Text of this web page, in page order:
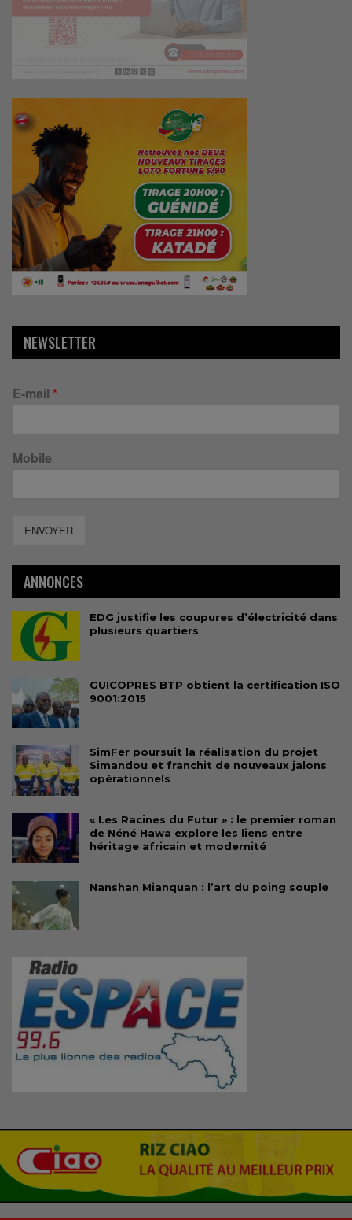
NEWSLETTER
E-mail *
Mobile
ENVOYER
ANNONCES
EDG justifie les coupures d’électricité dans
plusieurs quartiers
GUICOPRES BTP obtient la certification ISO
9001:2015
SimFer poursuit la réalisation du projet
Simandou et franchit de nouveaux jalons
opérationnels
« Les Racines du Futur » : le premier roman
de Néné Hawa explore les liens entre
héritage africain et modernité
Nanshan Mianquan : l’art du poing souple